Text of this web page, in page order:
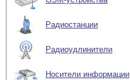
Радиостанции
Радиоудлинители
Носители информации